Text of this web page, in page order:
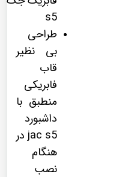
s5
طراحی
بی نظیر
قاب
فابریکی
منطبق با
داشبورد
jac s5 در
هنگام
نصب